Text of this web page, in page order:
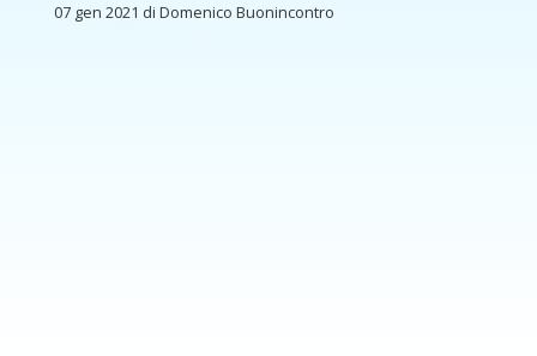
07 gen 2021 di Domenico Buonincontro